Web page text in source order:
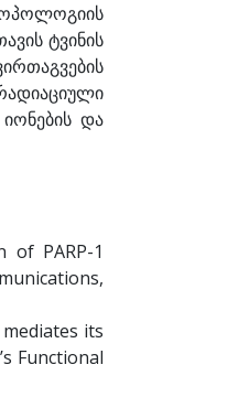
ტვინის
იონების და
of PARP-1
its
Functional